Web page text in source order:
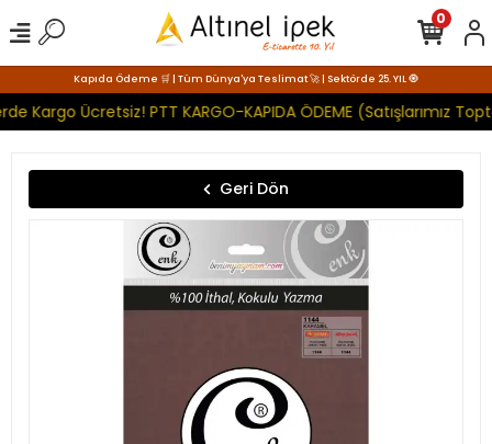
Kapıda Ödeme 🛒 | Tüm Dünya'ya Teslimat 🚀 | Sektörde 25. YIL 🧿
Kargo Ücretsiz! PTT KARGO-KAPIDA ÖDEME (Satışlarımız
0
Geri Dön